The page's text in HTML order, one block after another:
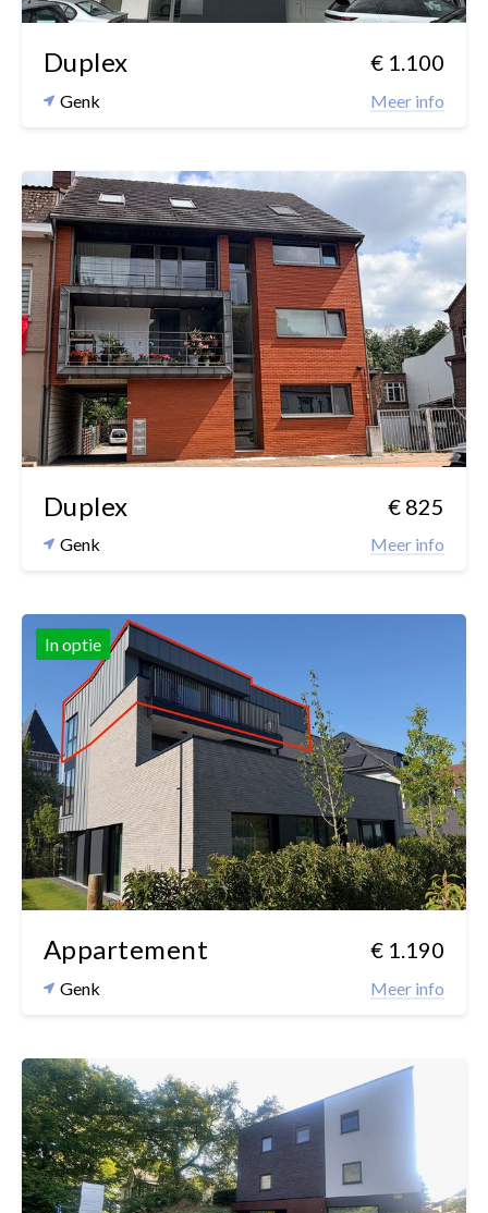
Duplex € 1.100
Genk Meer info
2 1
Duplex € 825
Genk Meer info
In optie
1 1
Appartement € 1.190
Genk Meer info